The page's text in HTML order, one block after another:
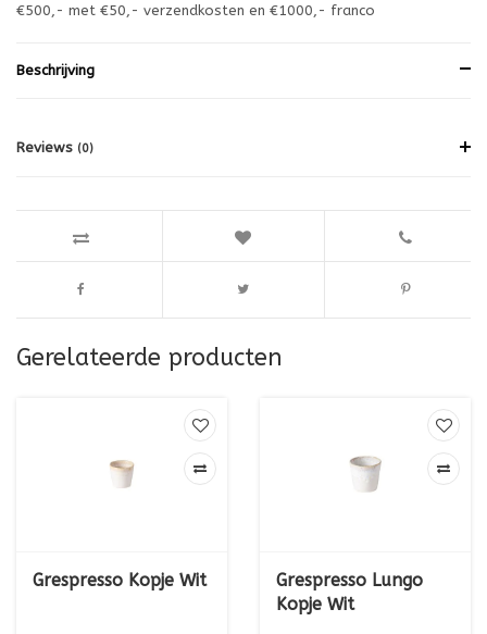
€500,- met €50,- verzendkosten en €1000,- franco
Beschrijving
Reviews (0)
Gerelateerde producten
Grespresso Kopje Wit
Grespresso Lungo
Kopje Wit